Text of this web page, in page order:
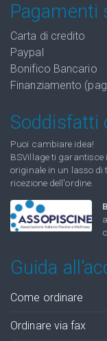
Pagamenti
Carta di credito
Paypal
Bonifico Bancario
Finanziamento
Soddisfatti
Puoi cambiare idea!
BSVillage ti
originale in un lasso
ricezione dell'ordine.
Guida
Come ordinare
Ordinare via fax